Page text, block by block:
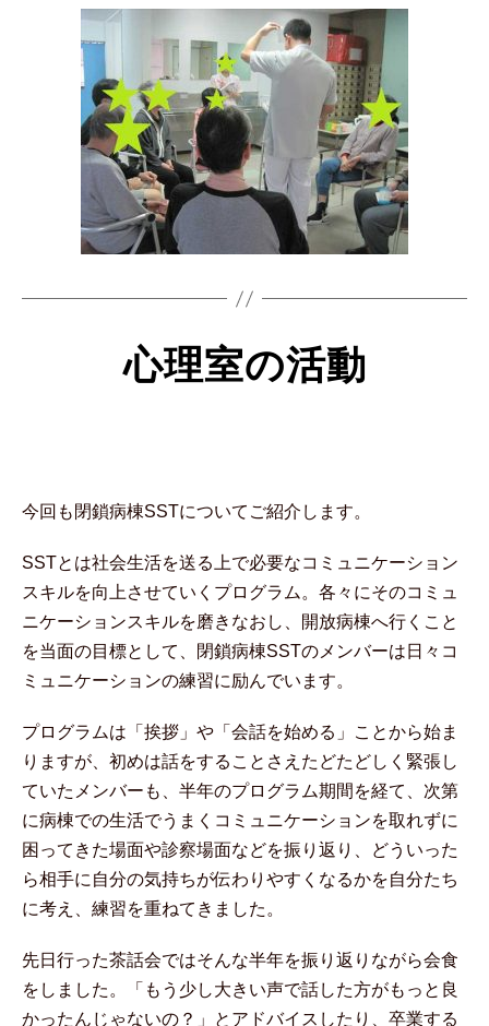
心理室の活動
今回も閉鎖病棟SSTについてご紹介します。
SSTとは社会生活を送る上で必要なコミュニケーション
スキルを向上させていくプログラム。各々にそのコミュ
ニケーションスキルを磨きなおし、開放病棟へ行くこと
を当面の目標として、閉鎖病棟SSTのメンバーは日々コ
ミュニケーションの練習に励んでいます。
プログラムは「挨拶」や「会話を始める」ことから始ま
りますが、初めは話をすることさえたどたどしく緊張し
ていたメンバーも、半年のプログラム期間を経て、次第
に病棟での生活でうまくコミュニケーションを取れずに
困ってきた場面や診察場面などを振り返り、どういった
ら相手に自分の気持ちが伝わりやすくなるかを自分たち
に考え、練習を重ねてきました。
先日行った茶話会ではそんな半年を振り返りながら会食
をしました。「もう少し大きい声で話した方がもっと良
かったんじゃないの？」とアドバイスしたり、卒業する